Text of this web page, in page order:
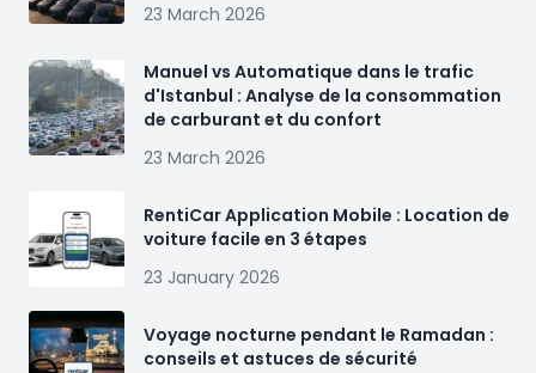
23 March 2026
Manuel vs Automatique dans le trafic
d'Istanbul : Analyse de la consommation
de carburant et du confort
23 March 2026
RentiCar Application Mobile : Location de
voiture facile en 3 étapes
23 January 2026
Voyage nocturne pendant le Ramadan :
conseils et astuces de sécurité